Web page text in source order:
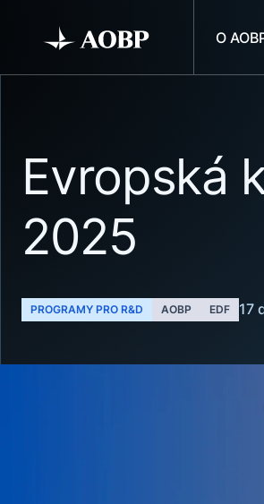
O
Evropská
2025
PROGRAMY PRO R&D AOBP EDF 17